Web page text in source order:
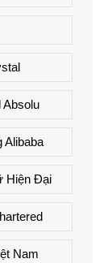
Alibaba
Hiện Đại
Nam